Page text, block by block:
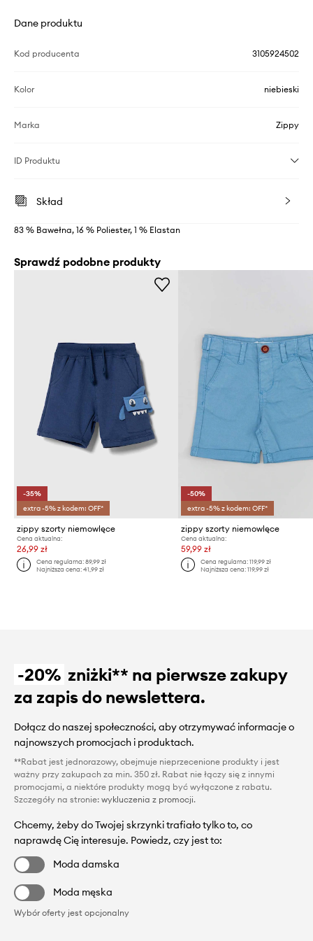
Dane produktu
Kod producenta 3105924502
Kolor niebieski
Marka Zippy
ID Produktu
Skład
83 % Bawełna, 16 % Poliester, 1 % Elastan
Sprawdź podobne produkty
-35%
extra -5% z kodem: OFF*
zippy szorty niemowlęce
Cena aktualna:
26,99 zł
Cena regularna:89,99 zł
Najniższa cena:41,99 zł
-50%
extra -5% z kodem: OFF*
zippy szorty niemowlęce
Cena aktualna:
59,99 zł
Cena regularna: 119,99 zł
Najniższa cena: 119,99 zł
-20% zniżki** na pierwsze zakupy
za zapis do newslettera.
Dołącz do naszej społeczności, aby otrzymywać informacje o
najnowszych promocjach i produktach.
**Rabat jest jednorazowy, obejmuje nieprzecenione produkty i jest
ważny przy zakupach za min. 350 zł. Rabat nie łączy się z innymi
promocjami, a niektóre produkty mogą być wyłączone z rabatu.
Szczegóły na stronie: wykluczenia z promocji.
Chcemy, żeby do Twojej skrzynki trafiało tylko to, co
naprawdę Cię interesuje. Powiedz, czy jest to:
Moda damska
Moda męska
Wybór oferty jest opcjonalny